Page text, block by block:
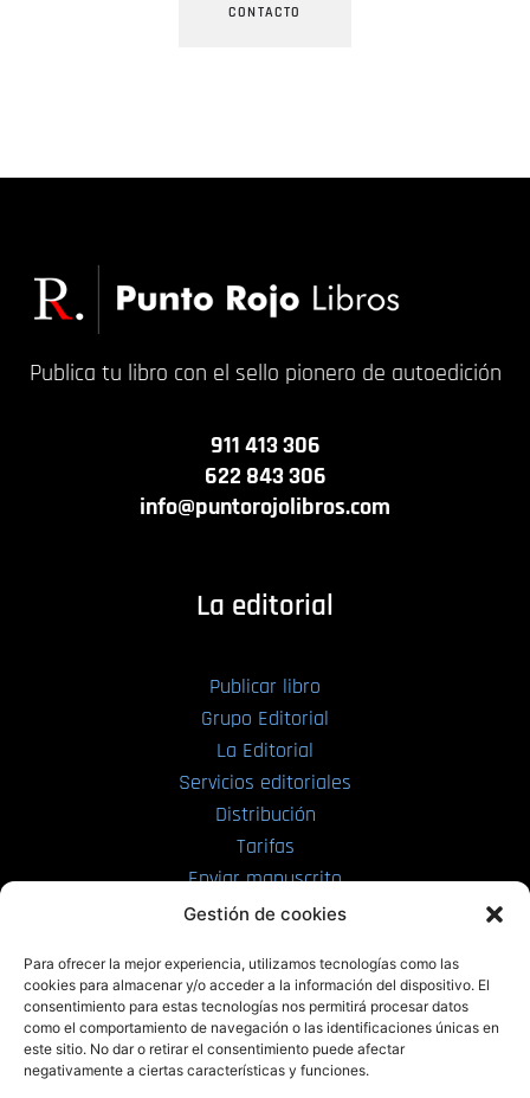
Gestión de cookies
Para ofrecer la mejor experiencia, utilizamos tecnologías como las
cookies para almacenar y/o acceder a la información del dispositivo. El
consentimiento para estas tecnologías nos permitirá procesar datos
como el comportamiento de navegación o las identificaciones únicas en
este sitio. No dar o retirar el consentimiento puede afectar
negativamente a ciertas características y funciones.
CONTACTO
Publica tu libro con el sello pionero de autoedición
911 413 306
622 843 306
info@puntorojolibros.com
La editorial
Publicar libro
Grupo Editorial
La Editorial
Servicios editoriales
Distribución
Tarifas
Enviar manuscrito
PRL | Media
PRL | Films
PRL | Play
PRL | LAB